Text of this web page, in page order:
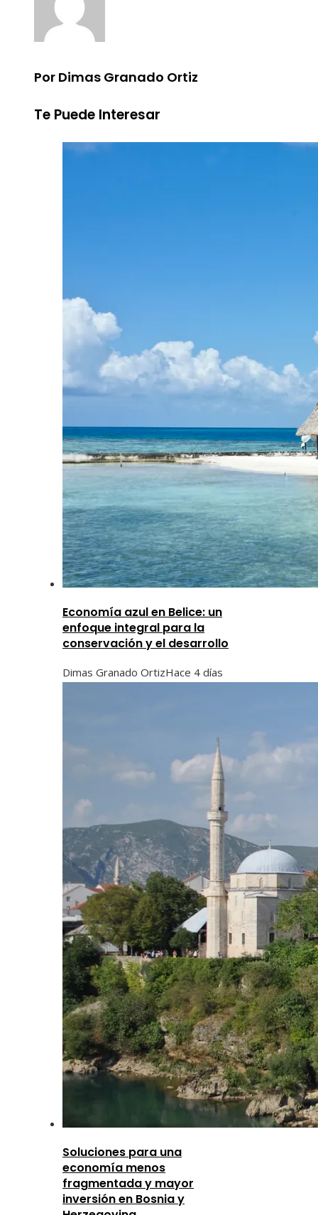
Por Dimas Granado Ortiz
Te Puede Interesar
Economía azul en Belice: un
enfoque integral para la
conservación y el desarrollo
Dimas Granado OrtizHace 4 días
Soluciones para una
economía menos
fragmentada y mayor
inversión en Bosnia y